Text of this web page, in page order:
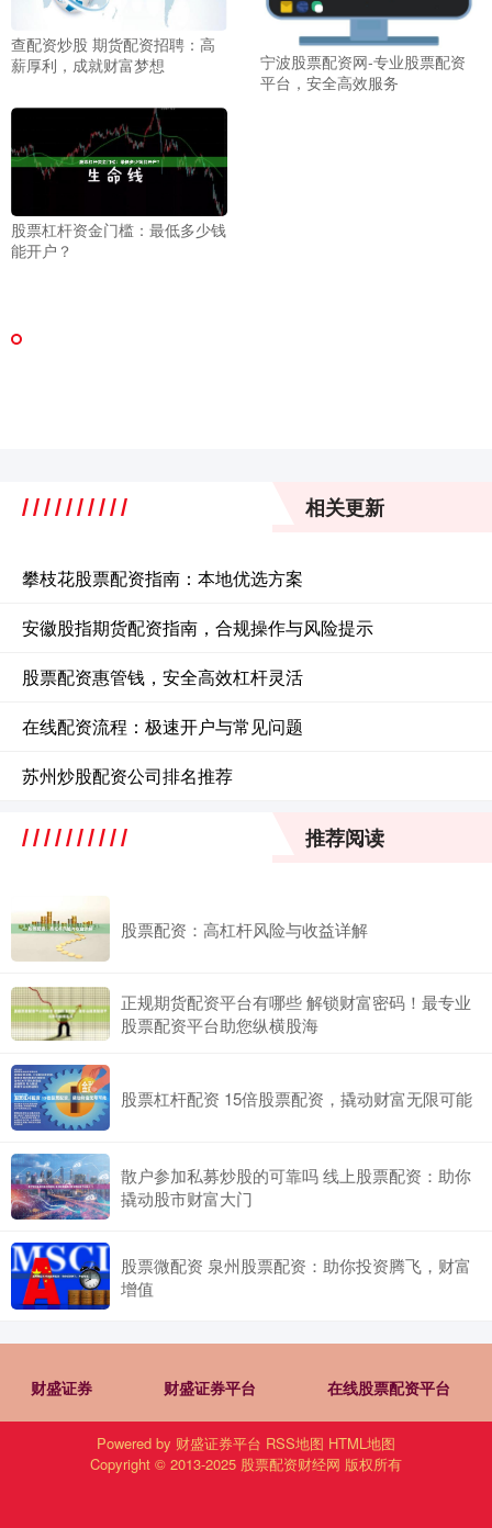
查配资炒股 期货配资招聘：高
薪厚利，成就财富梦想
宁波股票配资网-专业股票配资
平台，安全高效服务
股票杠杆资金门槛：最低多少钱
能开户？
相关更新
攀枝花股票配资指南：本地优选方案
安徽股指期货配资指南，合规操作与风险提示
股票配资惠管钱，安全高效杠杆灵活
在线配资流程：极速开户与常见问题
苏州炒股配资公司排名推荐
推荐阅读
股票配资：高杠杆风险与收益详解
正规期货配资平台有哪些 解锁财富密码！最专业
股票配资平台助您纵横股海
股票杠杆配资 15倍股票配资，撬动财富无限可能
散户参加私募炒股的可靠吗 线上股票配资：助你
撬动股市财富大门
股票微配资 泉州股票配资：助你投资腾飞，财富
增值
财盛证券 财盛证券平台 在线股票配资平台
Powered by 财盛证券平台 RSS地图 HTML地图
Copyright © 2013-2025 股票配资财经网 版权所有